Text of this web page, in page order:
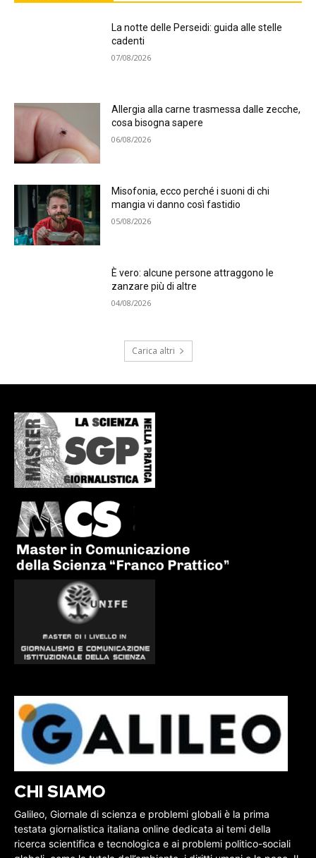
La notte delle Perseidi: guida alle stelle
cadenti
07/08/2026
Allergia alla carne trasmessa dalle zecche,
cosa bisogna sapere
06/08/2026
Misofonia, ecco perché i suoni di chi
mangia vi danno così fastidio
05/08/2026
È vero: alcune persone attraggono le
zanzare più di altre
04/08/2026
Carica altri
CHI SIAMO
Galileo, Giornale di scienza e problemi globali è la prima
testata giornalistica italiana online dedicata ai temi della
ricerca scientifica e tecnologica e ai problemi politico-sociali